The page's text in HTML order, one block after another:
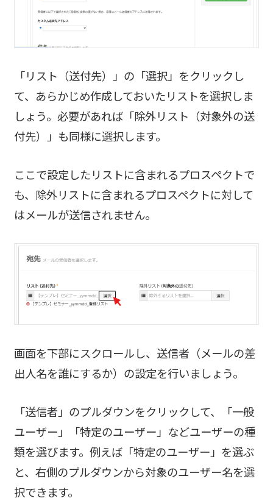
「リスト（送付先）」の「選択」をクリックし
て、あらかじめ作成しておいたリストを選択しま
しょう。必要があれば「除外リスト（対象外の送
付先）」も同様に選択します。
ここで設定したリストに含まれるプロスペクトで
も、除外リストに含まれるプロスペクトに対して
はメールが送信されません。
画面を下部にスクロールし、送信者（メールの差
出人名を誰にするか）の設定を行いましょう。
「送信者」のプルダウンをクリックして、「一般
ユーザー」「特定のユーザー」などユーザーの種
類を選びます。例えば「特定のユーザー」を選ぶ
と、右側のプルダウンから対象のユーザー名を選
択できます。